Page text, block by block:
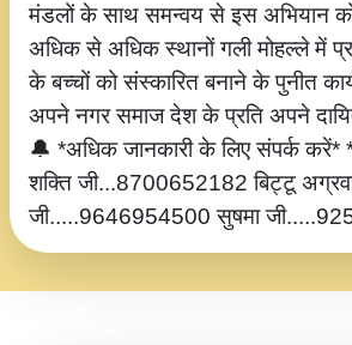
मंडलों के साथ समन्वय से इस अभियान
अधिक से अधिक स्थानों गली मोहल्ले में
के बच्चों को संस्कारित बनाने के पुनीत
अपने नगर समाज देश के प्रति अपने
🔔 *अधिक जानकारी के लिए संपर्क करें*
शक्ति जी...8700652182 बिट्टू
जी.....9646954500 सुषमा